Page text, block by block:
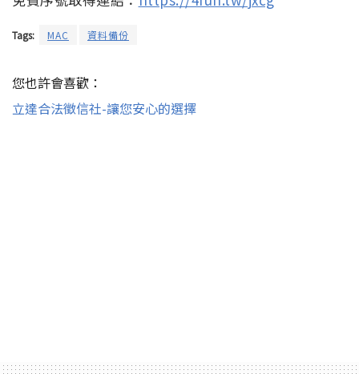
Tags: MAC 資料備份
您也許會喜歡：
立達合法徵信社-讓您安心的選擇